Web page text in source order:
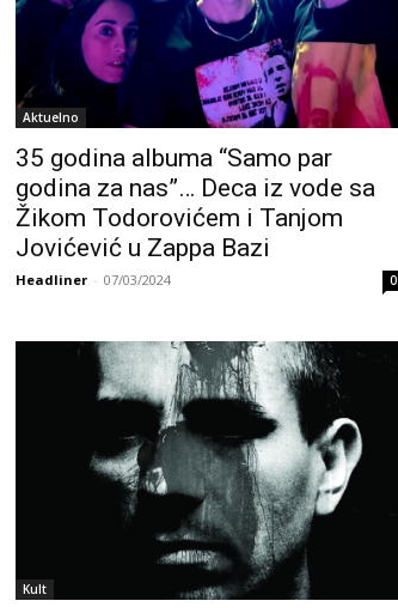
Aktuelno
35 godina albuma “Samo par
godina za nas”… Deca iz vode sa
Žikom Todorovićem i Tanjom
Jovićević u Zappa Bazi
Headliner - 07/03/2024 0
Kult